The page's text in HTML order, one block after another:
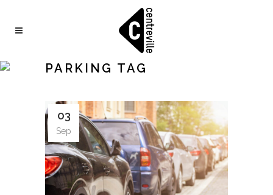
PARKING TAG
03
Sep